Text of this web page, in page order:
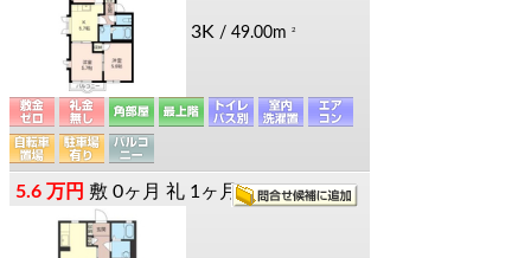
3K / 49.00m 2
5.6 万円 敷 0ヶ月 礼 1ヶ月